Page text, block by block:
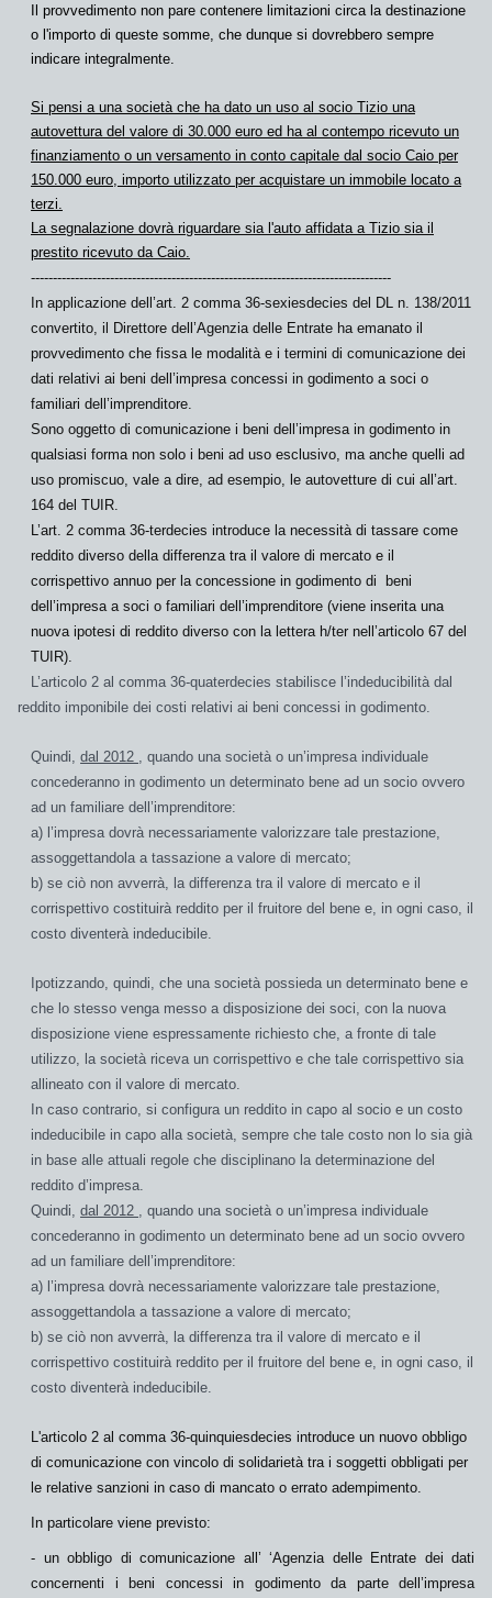
Il provvedimento non pare contenere limitazioni circa la destinazione
o l'importo di queste somme, che dunque si dovrebbero sempre
indicare integralmente.
Si pensi a una società che ha dato un uso al socio Tizio una
autovettura del valore di 30.000 euro ed ha al contempo ricevuto un
finanziamento o un versamento in conto capitale dal socio Caio per
150.000 euro, importo utilizzato per acquistare un immobile locato a
terzi.
La segnalazione dovrà riguardare sia l'auto affidata a Tizio sia il
prestito ricevuto da Caio.
----------------------------------------------------------------------------------
In applicazione dell’art. 2 comma 36-sexiesdecies del DL n. 138/2011
convertito, il Direttore dell’Agenzia delle Entrate ha emanato il
provvedimento che fissa le modalità e i termini di comunicazione dei
dati relativi ai beni dell’impresa concessi in godimento a soci o
familiari dell’imprenditore.
Sono oggetto di comunicazione i beni dell’impresa in godimento in
qualsiasi forma non solo i beni ad uso esclusivo, ma anche quelli ad
uso promiscuo , vale a dire, ad esempio, le autovetture di cui all’art.
164 del TUIR.
L’art. 2 comma 36-terdecies introduce la necessità di tassare come
reddito diverso della differenza tra il valore di mercato e il
corrispettivo annuo per la concessione in godimento di beni
dell’impresa a soci o familiari dell’imprenditore (viene inserita una
nuova ipotesi di reddito diverso con la lettera h/ter nell’articolo 67 del
TUIR).
L’articolo 2 al comma 36-quaterdecies stabilisce l’indeducibilità dal
reddito imponibile dei costi relativi ai beni concessi in godimento.
Quindi,dal 2012
, quando una società o un’impresa individuale
concederanno in godimento un determinato bene ad un socio ovvero
ad un familiare dell’imprenditore:
a) l’impresa dovrà necessariamente valorizzare tale prestazione,
assoggettandola a tassazione a valore di mercato;
b) se ciò non avverrà, la differenza tra il valore di mercato e il
corrispettivo costituirà reddito per il fruitore del bene e, in ogni caso, il
costo diventerà indeducibile.
Ipotizzando, quindi, che una società possieda un determinato bene e
che lo stesso venga messo a disposizione dei soci, con la nuova
disposizione viene espressamente richiesto che, a fronte di tale
utilizzo, la società riceva un corrispettivo e che tale corrispettivo sia
allineato con il valore di mercato.
In caso contrario, si configura un reddito in capo al socio e un costo
indeducibile in capo alla società, sempre che tale costo non lo sia già
in base alle attuali regole che disciplinano la determinazione del
reddito d’impresa.
Quindi,dal 2012
, quando una società o un’impresa individuale
concederanno in godimento un determinato bene ad un socio ovvero
ad un familiare dell’imprenditore:
a) l’impresa dovrà necessariamente valorizzare tale prestazione,
assoggettandola a tassazione a valore di mercato;
b) se ciò non avverrà, la differenza tra il valore di mercato e il
corrispettivo costituirà reddito per il fruitore del bene e, in ogni caso, il
costo diventerà indeducibile.
L'articolo 2 al comma 36-quinquiesdecies introduce un nuovo obbligo
di comunicazione con vincolo di solidarietà tra i soggetti obbligati per
le relative sanzioni in caso di mancato o errato adempimento.
In particolare viene previsto:
- un obbligo di comunicazione all’ ‘Agenzia delle Entrate dei dati
concernenti i beni concessi in godimento da parte dell’impresa